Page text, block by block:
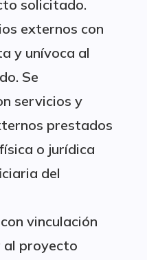
solicitado.
externos con
y unívoca al
Se
servicios y
prestados
o jurídica
del
vinculación
al proyecto